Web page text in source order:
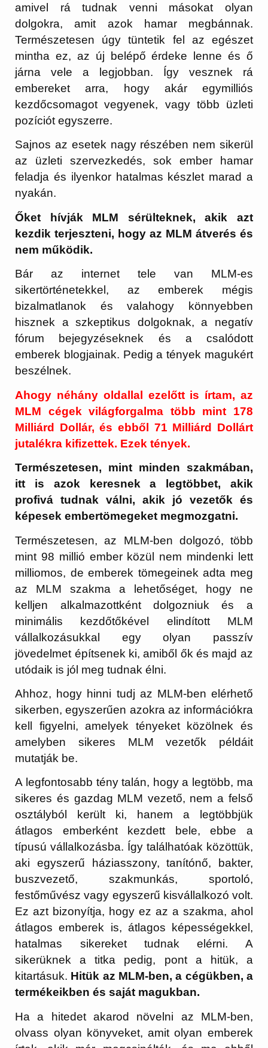
amivel rá tudnak venni másokat olyan
dolgokra, amit azok hamar megbánnak.
Természetesen úgy tüntetik fel az egészet
mintha ez, az új belépő érdeke lenne és ő
járna vele a legjobban. Így vesznek rá
embereket arra, hogy akár egymilliós
kezdőcsomagot vegyenek, vagy több üzleti
pozíciót egyszerre.
Sajnos az esetek nagy részében nem sikerül
az üzleti szervezkedés, sok ember hamar
feladja és ilyenkor hatalmas készlet marad a
nyakán.
Őket hívják MLM sérülteknek, akik azt
kezdik terjeszteni, hogy az MLM átverés és
nem működik.
Bár az internet tele van MLM-es
sikertörténetekkel, az emberek mégis
bizalmatlanok és valahogy könnyebben
hisznek a szkeptikus dolgoknak, a negatív
fórum bejegyzéseknek és a csalódott
emberek blogjainak. Pedig a tények magukért
beszélnek.
Ahogy néhány oldallal ezelőtt is írtam, az
MLM cégek világforgalma több mint 178
Milliárd Dollár, és ebből 71 Milliárd Dollárt
jutalékra kifizettek. Ezek tények.
Természetesen, mint minden szakmában,
itt is azok keresnek a legtöbbet, akik
profivá tudnak válni, akik jó vezetők és
képesek embertömegeket megmozgatni.
Természetesen, az MLM-ben dolgozó, több
mint 98 millió ember közül nem mindenki lett
milliomos, de emberek tömegeinek adta meg
az MLM szakma a lehetőséget, hogy ne
kelljen alkalmazottként dolgozniuk és a
minimális kezdőtőkével elindított MLM
vállalkozásukkal egy olyan passzív
jövedelmet építsenek ki, amiből ők és majd az
utódaik is jól meg tudnak élni.
Ahhoz, hogy hinni tudj az MLM-ben elérhető
sikerben, egyszerűen azokra az információkra
kell figyelni, amelyek tényeket közölnek és
amelyben sikeres MLM vezetők példáit
mutatják be.
A legfontosabb tény talán, hogy a legtöbb, ma
sikeres és gazdag MLM vezető, nem a felső
osztályból került ki, hanem a legtöbbjük
átlagos emberként kezdett bele, ebbe a
típusú vállalkozásba. Így találhatóak közöttük,
aki egyszerű háziasszony, tanítónő, bakter,
buszvezető, szakmunkás, sportoló,
festőművész vagy egyszerű kisvállalkozó volt.
Ez azt bizonyítja, hogy ez az a szakma, ahol
átlagos emberek is, átlagos képességekkel,
hatalmas sikereket tudnak elérni. A
sikerüknek a titka pedig, pont a hitük, a
kitartásuk. Hitük az MLM-ben, a cégükben, a
termékeikben és saját magukban.
Ha a hitedet akarod növelni az MLM-ben,
olvass olyan könyveket, amit olyan emberek